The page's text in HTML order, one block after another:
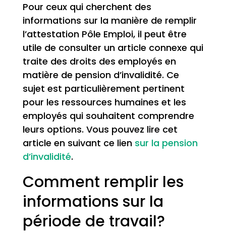
Pour ceux qui cherchent des
informations sur la manière de remplir
l’attestation Pôle Emploi, il peut être
utile de consulter un article connexe qui
traite des droits des employés en
matière de pension d’invalidité. Ce
sujet est particulièrement pertinent
pour les ressources humaines et les
employés qui souhaitent comprendre
leurs options. Vous pouvez lire cet
article en suivant ce lien sur la pension
d’invalidité.
Comment remplir les
informations sur la
période de travail?